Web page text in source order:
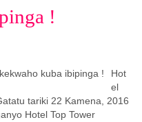
!
Hot
el
tariki 22 Kamena, 2016
Hotel Top Tower